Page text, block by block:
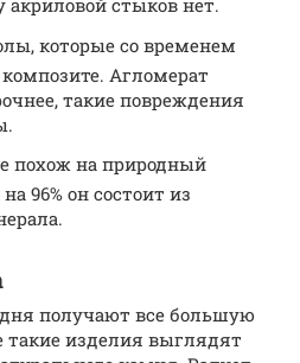
акриловой стыков нет.
которые со временем
Агломерат
такие повреждения
похож на природный
96% он состоит из
получают все большую
изделия выглядят